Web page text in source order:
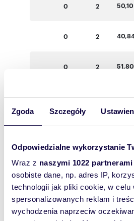
Zgoda Szczegóły
Odpowiedzialne wykorzystanie
Wraz z naszymi 1022 partnerami
osobiste dane, np. adres IP,
technologii jak pliki cookie, w celu
spersonalizowanych reklam i
wychodzenia naprzeciw
0 2
0 2
0 2
1 3
1 2 40,71
1 2